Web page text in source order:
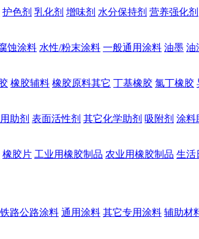
护色剂 乳化剂 增味剂 水分保持剂 营养强化剂
蚀涂料 水性/粉末涂料 一般通用涂料 油墨 油
橡胶辅料 橡胶原料其它 丁基橡胶 氯丁橡胶
助剂 表面活性剂 其它化学助剂 吸附剂 涂料
橡胶片 工业用橡胶制品 农业用橡胶制品 生活
铁路公路涂料 通用涂料 其它专用涂料 辅助材